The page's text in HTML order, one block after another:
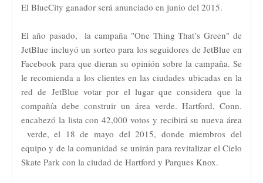
El BlueCity ganador será anunciado en junio del 2015.
El año pasado, la campaña "One Thing That’s Green" de
JetBlue incluyó un sorteo para los seguidores de JetBlue en
Facebook para que dieran su opinión sobre la campaña. Se
le recomienda a los clientes en las ciudades ubicadas en la
red de JetBlue votar por el lugar que considera que la
compañía debe construir un área verde. Hartford, Conn.
encabezó la lista con 42,000 votos y recibirá su nueva área
verde, el 18 de mayo del 2015, donde miembros del
equipo y de la comunidad se unirán para revitalizar el Cielo
Skate Park con la ciudad de Hartford y Parques Knox.